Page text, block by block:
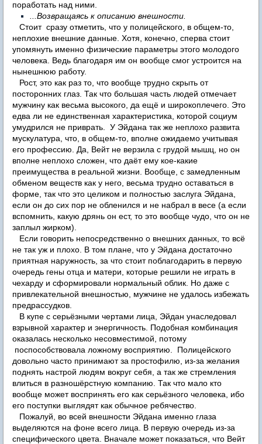
поработать над ними.
...Возвращаясь к описанию внешности.
Стоит сразу отметить, что у полицейского, в общем-то,
неплохие внешние данные. Хотя, конечно, сперва стоит
упомянуть именно физические параметры этого молодого
человека. Ведь благодаря им он вообще смог устроится на
нынешнюю работу.
Рост, это как раз то, что вообще трудно скрыть от
посторонних глаз. Так что большая часть людей отмечает
мужчину как весьма высокого, да ещё и широкоплечего. Это
едва ли не единственная характеристика, которой социум
умудрился не приврать. У Эйдана так же неплохо развита
мускулатура, что, в общем-то, вполне ожидаемо учитывая
его профессию. Да, Вейт не верзила с грудой мышц, но он
вполне неплохо сложен, что даёт ему кое-какие
преимущества в реальной жизни. Вообще, с замедленным
обменом веществ как у него, весьма трудно оставаться в
форме, так что это целиком и полностью заслуга Эйдана,
если он до сих пор не обленился и не набрал в весе (а если
вспомнить, какую дрянь он ест, то это вообще чудо, что он не
заплыл жирком).
Если говорить непосредственно о внешних данных, то всё
не так уж и плохо. В том плане, что у Эйдана достаточно
приятная наружность, за что стоит поблагодарить в первую
очередь гены отца и матери, которые решили не играть в
чехарду и сформировали нормальный облик. Но даже с
привлекательной внешностью, мужчине не удалось избежать
предрассудков.
В купе с серьёзными чертами лица, Эйдан унаследовал
взрывной характер и энергичность. Подобная комбинация
оказалась несколько несовместимой, потому
поспособствовала ложному восприятию. Полицейского
довольно часто принимают за простофилю, из-за желания
поднять настрой людям вокруг себя, а так же стремления
влиться в разношёрстную компанию. Так что мало кто
вообще может воспринять его как серьёзного человека, ибо
его поступки выглядят как обычное ребячество.
Пожалуй, во всей внешности Эйдана именно глаза
выделяются на фоне всего лица. В первую очередь из-за
специфического цвета. Вначале может показаться, что Вейт